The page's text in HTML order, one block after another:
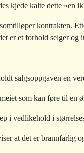
kjede kalte dette «en
kontrakten.
er et forhold selger og
salgsoppgaven en
som kan føre til en
i vedlikehold i
at det er brannfarlig